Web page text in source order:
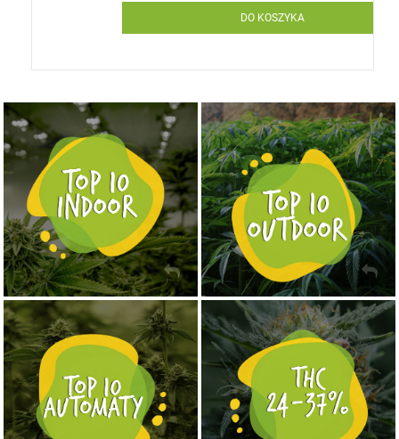
DO KOSZYKA
NASIONA MARIHUANY TOP 10 INDOOR
KUP TERAZ NASIONA MARIHUANY TOP 10 OUTDOOR
KUP TERAZ
NASIONA MARIHUANY TOP 10 AUTOFLOWERING
KUP TERAZ MOCNE ODMIANY MARIHUANY THC OD 24 - 37%
KUP TERAZ